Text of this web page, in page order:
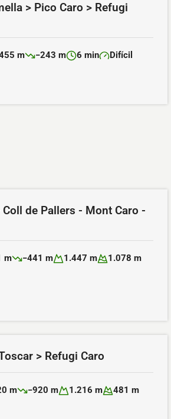
> Pico Caro > Refugi
positivo:
m
Desnivel negativo:
−243 m
Duración:
6 min
Dificultad:
Difícil
de Pallers - Mont Caro -
positivo:
m
Desnivel negativo:
−441 m
Altitud máxima:
1.447 m
Altitud mínima:
1.078 m
> Refugi Caro
positivo:
m
Desnivel negativo:
−920 m
Altitud máxima:
1.216 m
Altitud mínima:
481 m